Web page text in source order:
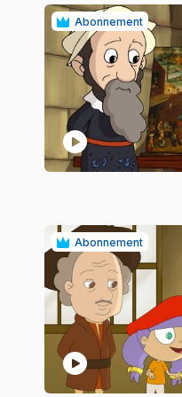
Abonnement
play_circle
Abonnement
play_circle